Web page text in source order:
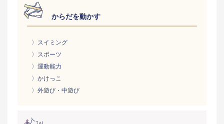
からだを動かす
〉スイミング
〉スポーツ
〉運動能力
〉かけっこ
〉外遊び・中遊び